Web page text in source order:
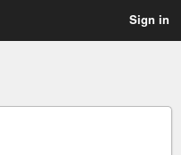
Sign in